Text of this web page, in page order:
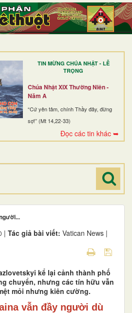
TIN MỪNG CHÚA NHẬT - LỄ
TRỌNG
Chúa Nhật XIX Thường Niên -
Năm A
“Cứ yên tâm, chính Thầy đây, đừng
sợ!” (Mt 14,22-33)
Đọc các tin khác ➥
| Tác giả bài viết: Vatican News |
kể lại cảnh thành phố
chuyển, nhưng các tín hữu vẫn
mỏi nhưng kiên cường.
vẫn đầy người dù